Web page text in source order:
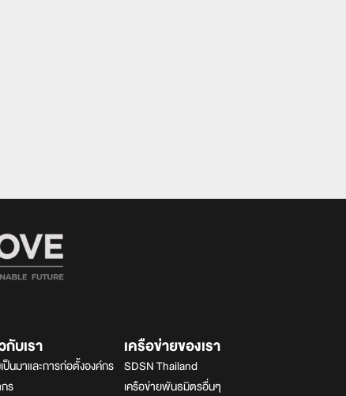
กับเรา
ป็นมาและการก่อตั้งองค์กร
ร
เครือข่ายของเรา
SDSN Thailand
เครือข่ายพันธมิตรอื่นๆ